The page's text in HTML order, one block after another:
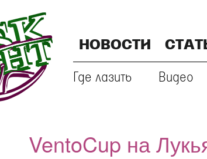
НОВОСТИ
Где лазить Видео
VentoCup на